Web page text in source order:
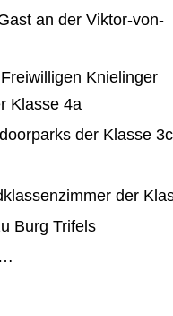
an der Viktor-von-
Knielinger
Klasse 4a
der Klasse 3c
der
Burg Trifels